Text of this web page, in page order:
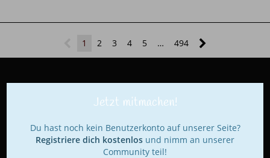
1 2 3 4 5 … 494
Jetzt mitmachen!
Du hast noch kein Benutzerkonto auf unserer Seite?
Registriere dich kostenlos und nimm an unserer
Community teil!